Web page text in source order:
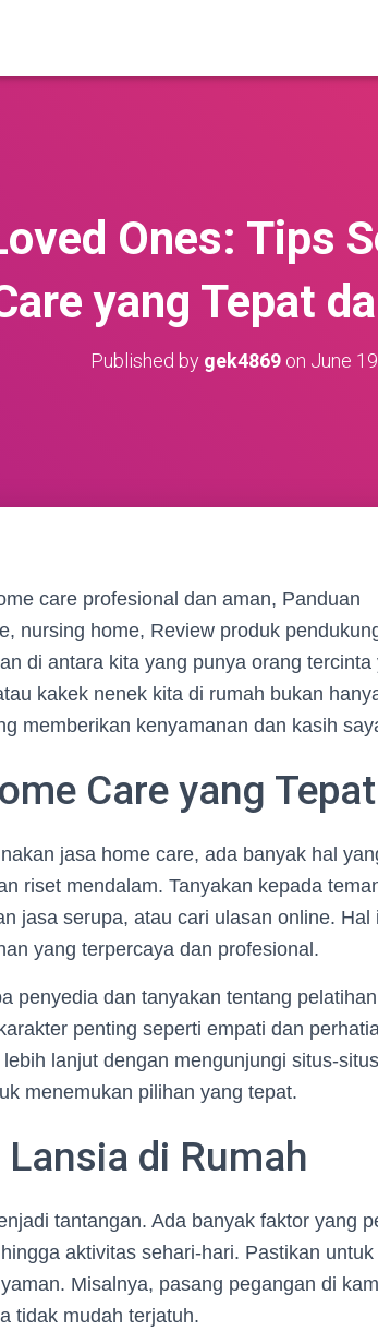
Ones: Tips
yang Tepat
Published by gek4869on June
care profesional dan aman, Panduan
nursing home, Review produk
di antara kita yang punya orang tercinta
kakek nenek kita di rumah bukan
memberikan kenyamanan dan kasih
Care yang Tepat
jasa home care, ada banyak hal
riset mendalam. Tanyakan kepada
jasa serupa, atau cari ulasan online. Hal
yang terpercaya dan profesional.
penyedia dan tanyakan tentang
penting seperti empati dan
lanjut dengan mengunjungi situs-situs
menemukan pilihan yang tepat.
di Rumah
tantangan. Ada banyak faktor yang
aktivitas sehari-hari. Pastikan untuk
Misalnya, pasang pegangan di
tidak mudah terjatuh.